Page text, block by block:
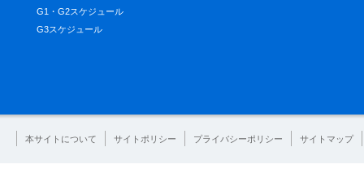
G1・G2スケジュール
G3スケジュール
本サイトについて サイトポリシー プライバシーポリシー サイトマップ